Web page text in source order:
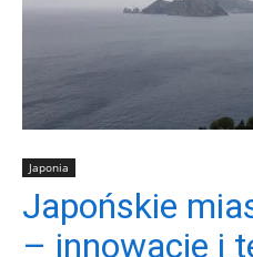
Japonia
Japońskie
– innowacje i